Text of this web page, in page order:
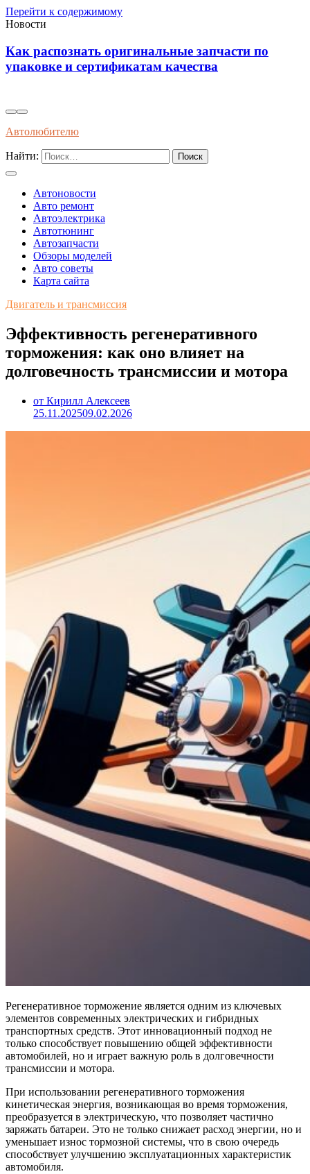
Перейти к содержимому
Новости
Инновационные решения для
самовосстанавливающейся электропроводки в
Автолюбителю
Найти:
Автоновости
Авто ремонт
Автоэлектрика
Автотюнинг
Автозапчасти
Обзоры моделей
Авто советы
Карта сайта
Двигатель и трансмиссия
Эффективность регенеративного
торможения: как оно влияет на
долговечность трансмиссии и мотора
от Кирилл Алексеев
25.11.202509.02.2026
Регенеративное торможение является одним из ключевых
элементов современных электрических и гибридных
транспортных средств. Этот инновационный подход не
только способствует повышению общей эффективности
автомобилей, но и играет важную роль в долговечности
трансмиссии и мотора.
При использовании регенеративного торможения
кинетическая энергия, возникающая во время торможения,
преобразуется в электрическую, что позволяет частично
заряжать батареи. Это не только снижает расход энергии, но и
уменьшает износ тормозной системы, что в свою очередь
способствует улучшению эксплуатационных характеристик
автомобиля.